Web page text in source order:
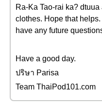
Ra-Ka Tao-rai ka?
clothes. Hope that
have any future
Have a good day.
ปริษา Parisa
Team ThaiPod101.com